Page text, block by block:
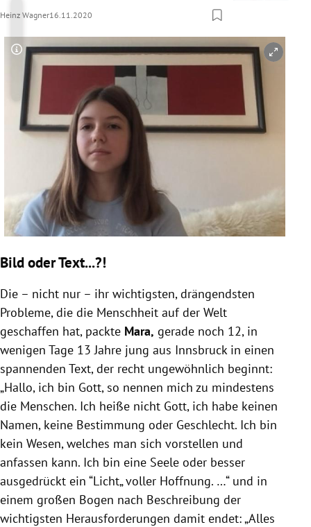
Heinz Wagner16.11.2020
Copyright-Hinweis öffnen/schließen
Bild oder Text...?!
Die – nicht nur – ihr wichtigsten, drängendsten
Probleme, die die Menschheit auf der Welt
geschaffen hat, packte Mara, gerade noch 12, in
wenigen Tage 13 Jahre jung aus Innsbruck in einen
spannenden Text, der recht ungewöhnlich beginnt:
„Hallo, ich bin Gott, so nennen mich zu mindestens
die Menschen. Ich heiße nicht Gott, ich habe keinen
Namen, keine Bestimmung oder Geschlecht. Ich bin
kein Wesen, welches man sich vorstellen und
anfassen kann. Ich bin eine Seele oder besser
ausgedrückt ein “Licht„ voller Hoffnung. …“ und in
einem großen Bogen nach Beschreibung der
wichtigsten Herausforderungen damit endet: „Alles